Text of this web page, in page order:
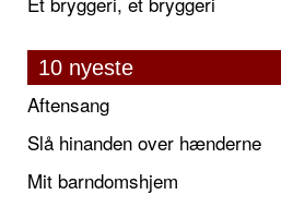
10 nyeste
Aftensang
Slå hinanden over hænderne
Mit barndomshjem